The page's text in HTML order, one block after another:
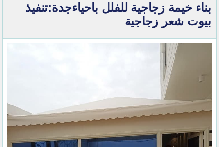
بناء خيمة زجاجية للفلل باحياءجدة:تنفيذ
بيوت شعر زجاجية